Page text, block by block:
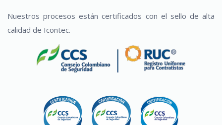
Nuestros procesos están certificados con el sello de alta
calidad de Icontec.